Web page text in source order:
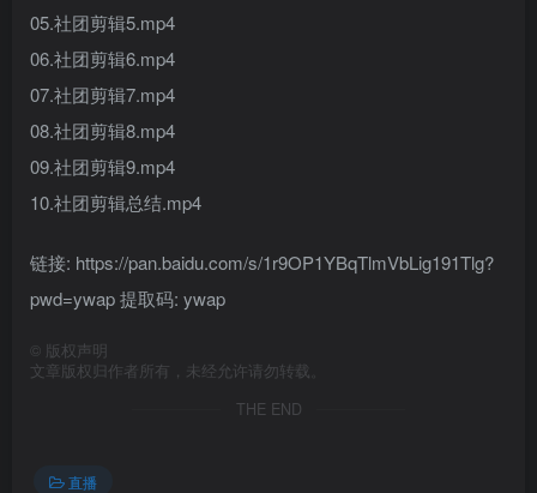
05.社团剪辑5.mp4
06.社团剪辑6.mp4
07.社团剪辑7.mp4
08.社团剪辑8.mp4
09.社团剪辑9.mp4
10.社团剪辑总结.mp4
链接: https://pan.baidu.com/s/1r9OP1YBqTlmVbLig191Tlg?
pwd=ywap 提取码: ywap
© 版权声明
文章版权归作者所有，未经允许请勿转载。
THE END
直播